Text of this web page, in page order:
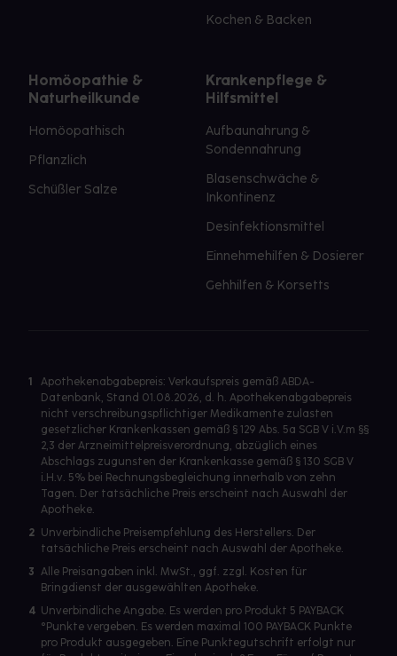
Kochen & Backen
Homöopathie &
Naturheilkunde
Homöopathisch
Pflanzlich
Schüßler Salze
Krankenpflege &
Hilfsmittel
Aufbaunahrung &
Sondennahrung
Blasenschwäche &
Inkontinenz
Desinfektionsmittel
Einnehmehilfen & Dosierer
Gehhilfen & Korsetts
1
Apothekenabgabepreis: Verkaufspreis gemäß ABDA-
Datenbank, Stand 01.08.2026, d. h. Apothekenabgabepreis
nicht verschreibungspflichtiger Medikamente zulasten
gesetzlicher Krankenkassen gemäß § 129 Abs. 5a SGB V i.V.m §§
2,3 der Arzneimittelpreisverordnung, abzüglich eines
Abschlags zugunsten der Krankenkasse gemäß § 130 SGB V
i.H.v. 5% bei Rechnungsbegleichung innerhalb von zehn
Tagen. Der tatsächliche Preis erscheint nach Auswahl der
Apotheke.
2 Unverbindliche Preisempfehlung des Herstellers. Der
tatsächliche Preis erscheint nach Auswahl der Apotheke.
3 Alle Preisangaben inkl. MwSt., ggf. zzgl. Kosten für
Bringdienst der ausgewählten Apotheke.
4 Unverbindliche Angabe. Es werden pro Produkt 5 PAYBACK
°Punkte vergeben. Es werden maximal 100 PAYBACK Punkte
pro Produkt ausgegeben. Eine Punktegutschrift erfolgt nur